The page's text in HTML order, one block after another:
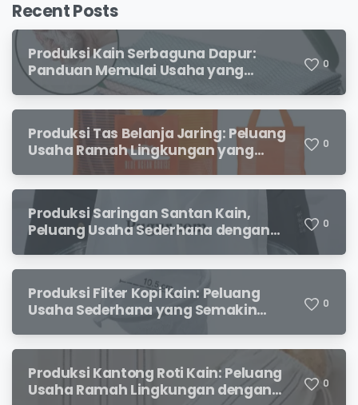
Recent Posts
Produksi Kain Serbaguna Dapur:
Panduan Memulai Usaha yang
Menjanjikan untuk Pebisnis Pemula
0
Produksi Tas Belanja Jaring: Peluang
Usaha Ramah Lingkungan yang
0
Produksi Saringan Santan Kain,
Peluang Usaha Sederhana dengan
Permintaan yang Terus Meningkat
0
Produksi Filter Kopi Kain: Peluang
Usaha Sederhana yang Semakin
Diminati Pecinta Kopi
0
Produksi Kantong Roti Kain: Peluang
Usaha Ramah Lingkungan dengan
0